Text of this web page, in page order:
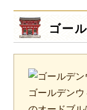
価格から選ぶ
~999円
2,000~2,999円
ゴー
ゴールデン